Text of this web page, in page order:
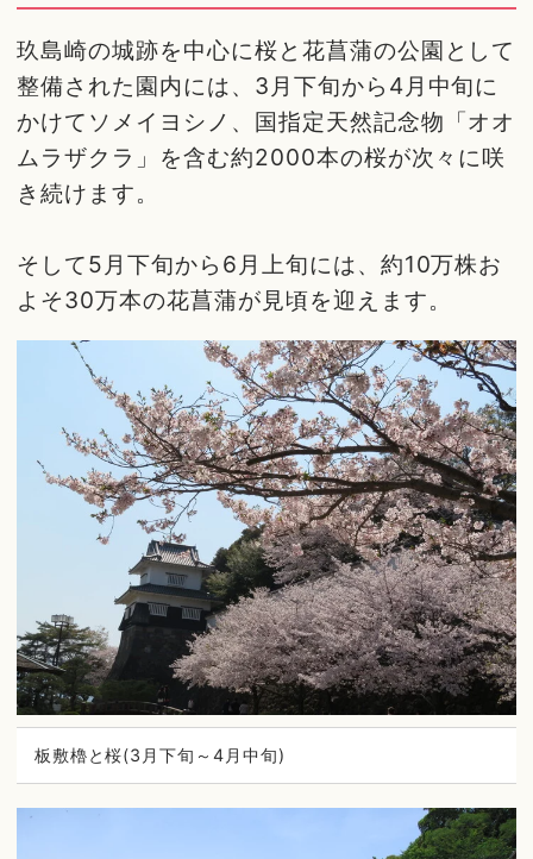
玖島崎の城跡を中心に桜と花菖蒲の公園として
整備された園内には、3月下旬から4月中旬に
かけてソメイヨシノ、国指定天然記念物「オオ
ムラザクラ」を含む約2000本の桜が次々に咲
き続けます。
そして5月下旬から6月上旬には、約10万株お
よそ30万本の花菖蒲が見頃を迎えます。
板敷櫓と桜(3月下旬～4月中旬)